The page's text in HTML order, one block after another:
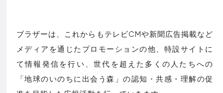
ブラザーは、これからもテレビCMや新聞広告掲載など
メディアを通じたプロモーションの他、特設サイトに
て情報発信を行い、世代を超えた多くの人たちへの
「地球のいのちに出会う森」の認知・共感・理解の促